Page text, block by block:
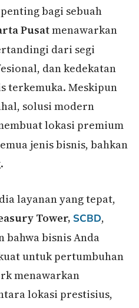
bagi sebuah
Pusatmenawarkan
dari segi
dan kedekatan
terkemuka. Meskipun
solusi modern
lokasi premium
jenis bisnis, bahkan
layanan yang tepat,
Tower, SCBD,
bahwa bisnis Anda
untuk pertumbuhan
menawarkan
lokasi prestisius,